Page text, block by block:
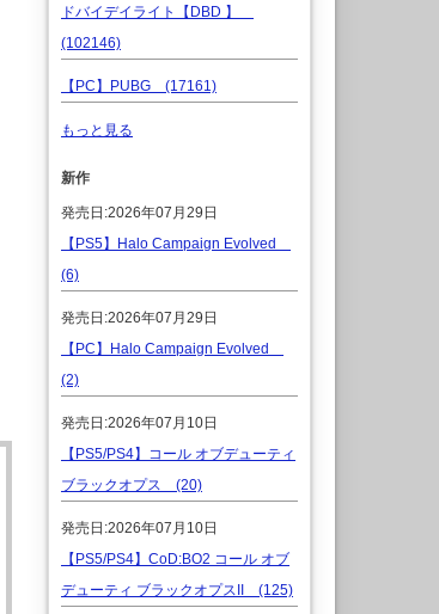
ドバイデイライト【DBD 】
(102146)
【PC】PUBG (17161)
もっと見る
新作
発売日:2026年07月29日
【PS5】Halo Campaign Evolved
(6)
発売日:2026年07月29日
【PC】Halo Campaign Evolved
(2)
発売日:2026年07月10日
【PS5/PS4】コール オブデューティ
ブラックオプス (20)
発売日:2026年07月10日
【PS5/PS4】CoD:BO2 コール オブ
デューティ ブラックオプスII (125)